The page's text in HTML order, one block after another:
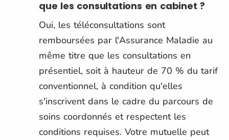
que les consultations en cabinet ?
Oui, les téléconsultations sont
remboursées par l'Assurance Maladie au
même titre que les consultations en
présentiel, soit à hauteur de 70 % du tarif
conventionnel, à condition qu'elles
s'inscrivent dans le cadre du parcours de
soins coordonnés et respectent les
conditions requises. Votre mutuelle peut